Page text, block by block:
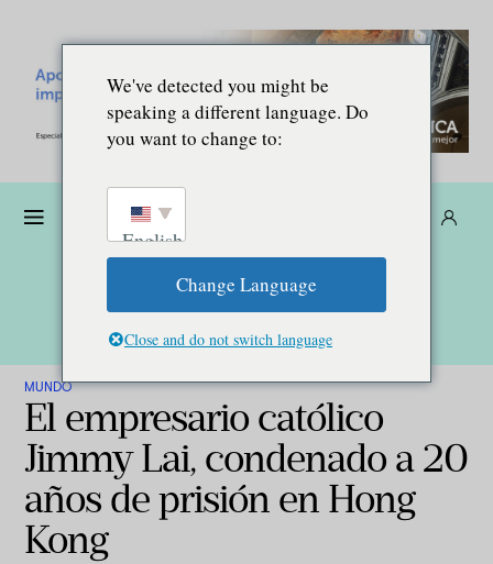
MUNDO
El empresario católico
Jimmy Lai, condenado a 20
años de prisión en Hong
Kong
We've detected you might be
speaking a different language. Do
you want to change to:
English
Change Language
Close and do not switch language